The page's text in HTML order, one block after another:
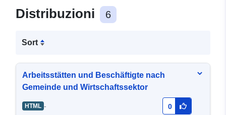
Distribuzioni 6
Sort
Arbeitsstätten und Beschäftigte nach
Gemeinde und Wirtschaftssektor
HTML - 0